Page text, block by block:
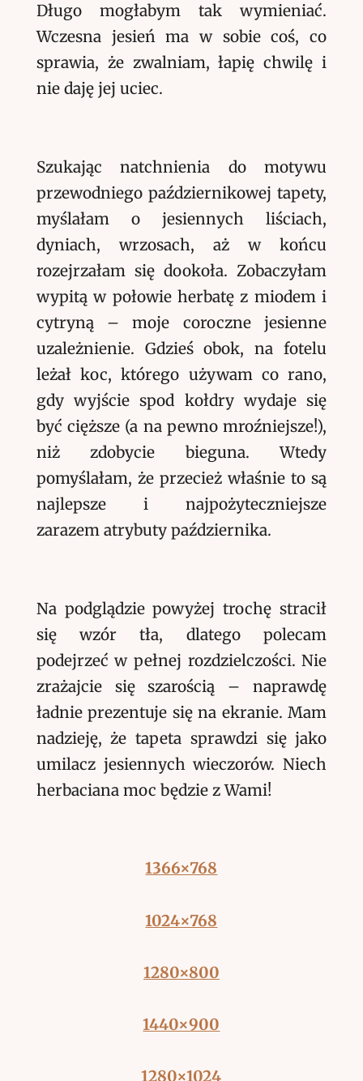
Długo mogłabym tak wymieniać.
Wczesna jesień ma w sobie coś, co
sprawia, że zwalniam, łapię chwilę i
nie daję jej uciec.
Szukając natchnienia do motywu
przewodniego październikowej tapety,
myślałam o jesiennych liściach,
dyniach, wrzosach, aż w końcu
rozejrzałam się dookoła. Zobaczyłam
wypitą w połowie herbatę z miodem i
cytryną – moje coroczne jesienne
uzależnienie. Gdzieś obok, na fotelu
leżał koc, którego używam co rano,
gdy wyjście spod kołdry wydaje się
być cięższe (a na pewno mroźniejsze!),
niż zdobycie bieguna. Wtedy
pomyślałam, że przecież właśnie to są
najlepsze i najpożyteczniejsze
zarazem atrybuty października.
Na podglądzie powyżej trochę stracił
się wzór tła, dlatego polecam
podejrzeć w pełnej rozdzielczości. Nie
zrażajcie się szarością – naprawdę
ładnie prezentuje się na ekranie. Mam
nadzieję, że tapeta sprawdzi się jako
umilacz jesiennych wieczorów. Niech
herbaciana moc będzie z Wami!
1366×768
1024×768
1280×800
1440×900
1280×1024